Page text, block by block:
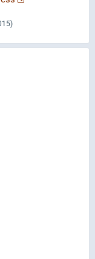
)